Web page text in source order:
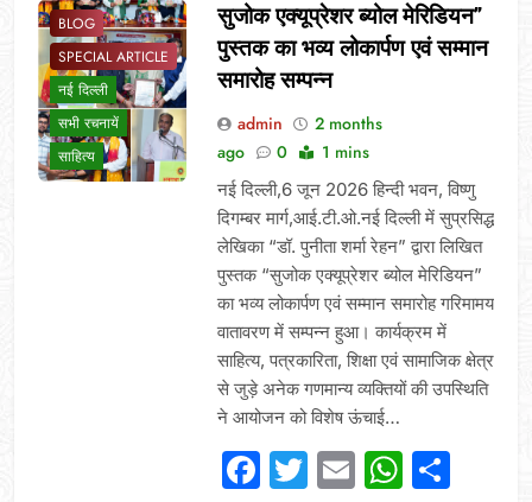
BLOG
SPECIAL ARTICLE
नई दिल्ली
सभी रचनायें
साहित्य
सुजोक एक्यूप्रेशर ब्योल मेरिडियन”
पुस्तक का भव्य लोकार्पण एवं सम्मान
समारोह सम्पन्न
admin
2 months
ago
0 1 mins
नई दिल्ली,6 जून 2026 हिन्दी भवन, विष्णु
दिगम्बर मार्ग,आई.टी.ओ.नई दिल्ली में सुप्रसिद्ध
लेखिका “डॉ. पुनीता शर्मा रेहन” द्वारा लिखित
पुस्तक “सुजोक एक्यूप्रेशर ब्योल मेरिडियन”
का भव्य लोकार्पण एवं सम्मान समारोह गरिमामय
वातावरण में सम्पन्न हुआ। कार्यक्रम में
साहित्य, पत्रकारिता, शिक्षा एवं सामाजिक क्षेत्र
से जुड़े अनेक गणमान्य व्यक्तियों की उपस्थिति
ने आयोजन को विशेष ऊंचाई…
Facebook
Twitter
Email